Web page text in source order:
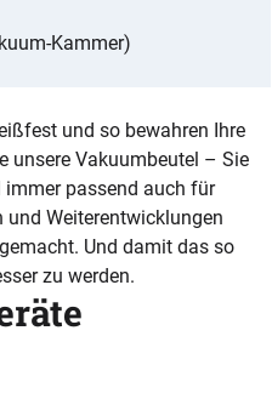
Kammer)
und so bewahren Ihre
unsere Vakuumbeutel – Sie
immer passend auch für
und Weiterentwicklungen
Und damit das so
zu werden.